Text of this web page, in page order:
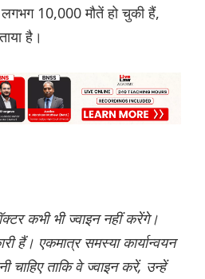
10,000 मौतें हो चुकी हैं,
है।
कभी भी ज्वाइन नहीं करेंगे।
हैं। एकमात्र समस्या कार्यान्वयन
चाहिए ताकि वे ज्वाइन करें, उन्हें